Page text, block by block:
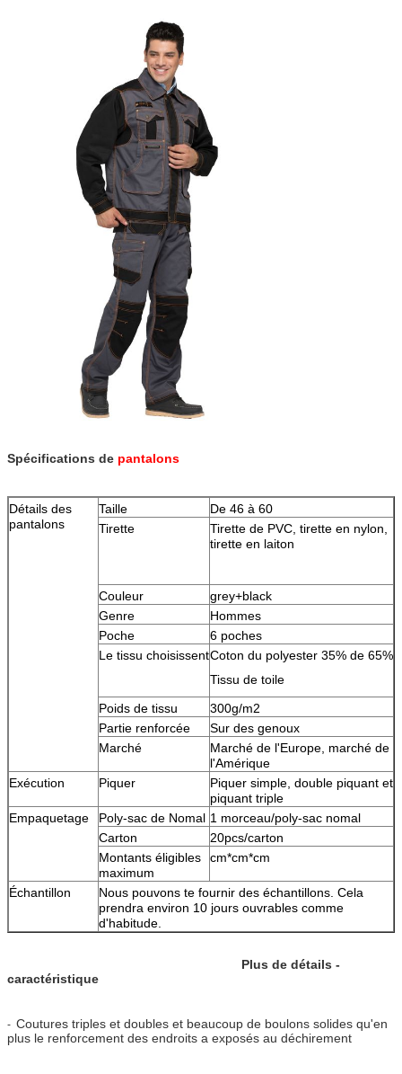
Spécifications de pantalons
Détails des
pantalons
Taille
De 46 à 60
Tirette
Tirette de PVC, tirette en nylon,
tirette en laiton
Couleur
grey+black
Genre
Hommes
Poche
6 poches
Le tissu choisissentCoton du polyester 35% de 65%
Tissu de toile
Poids de tissu
300g/m2
Partie renforcée
Sur des genoux
Marché
Marché de l'Europe, marché de
l'Amérique
Exécution
Piquer
Piquer simple, double piquant et
piquant triple
Empaquetage
Poly-sac de Nomal 1 morceau/poly-sac nomal
Carton
20pcs/carton
Montants éligibles
maximum
cm*cm*cm
Échantillon
Nous pouvons te fournir des échantillons. Cela
prendra environ 10 jours ouvrables comme
d'habitude.
Plus de détails -
caractéristique
- Coutures triples et doubles et beaucoup de boulons solides qu'en
plus le renforcement des endroits a exposés au déchirement